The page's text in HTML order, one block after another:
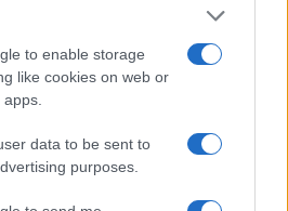
to enable storage
like cookies on web or
data to be sent to
purposes.
Provate
. Tutti i
e i rispettivi